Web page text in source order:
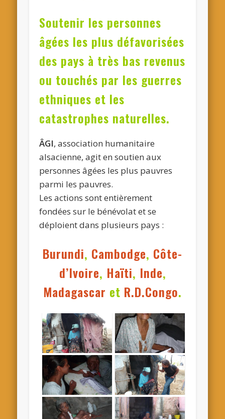
Soutenir les personnes
âgées les plus défavorisées
des pays à très bas revenus
ou touchés par les guerres
ethniques et les
catastrophes naturelles.
ÂGI, association humanitaire
alsacienne, agit en soutien aux
personnes âgées les plus pauvres
parmi les pauvres.
Les actions sont entièrement
fondées sur le bénévolat et se
déploient dans plusieurs pays :
Burundi, Cambodge, Côte-
d’Ivoire, Haïti, Inde,
Madagascar et R.D.Congo.